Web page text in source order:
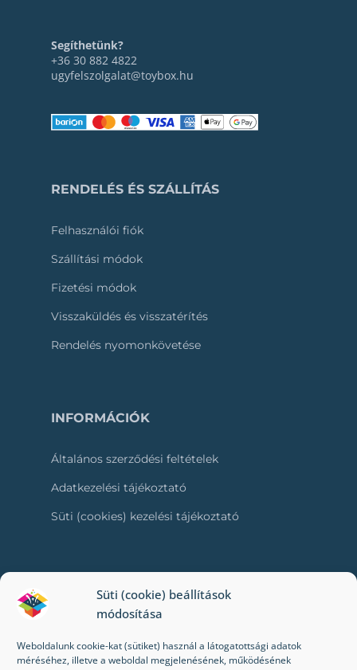
Süti (cookie) beállítások
módosítása
Weboldalunk cookie-kat (sütiket) használ a látogatottsági adatok
méréséhez, illetve a weboldal megjelenésének, működésének
Segíthetünk?
+36 30 882 4822
ugyfelszolgalat@toybox.hu
RENDELÉS ÉS SZÁLLÍTÁS
Felhasználói fiók
Szállítási módok
Fizetési módok
Visszaküldés és visszatérítés
Rendelés nyomonkövetése
INFORMÁCIÓK
Általános szerződési feltételek
Adatkezelési tájékoztató
Süti (cookies) kezelési tájékoztató
RÓLUNK
Kik vagyunk mi?